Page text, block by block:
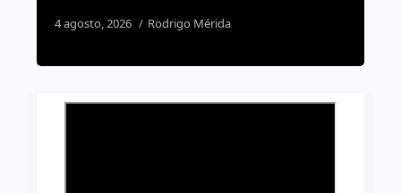
4 agosto, 2026 Rodrigo Mérida